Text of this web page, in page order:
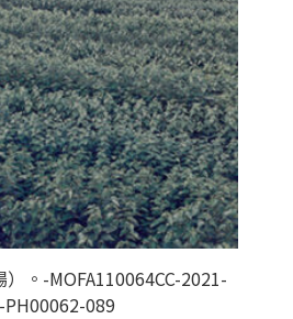
。-MOFA110064CC-2021-
PH00062-089